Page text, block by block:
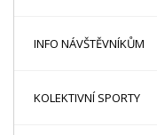
INFO NÁVŠTĚVNÍKŮM
KOLEKTIVNÍ SPORTY